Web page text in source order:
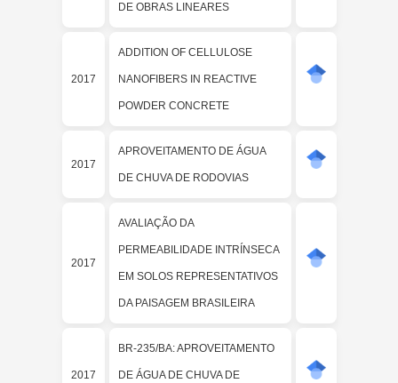
DE OBRAS LINEARES
2017
ADDITION OF CELLULOSE
NANOFIBERS IN REACTIVE
POWDER CONCRETE
2017
APROVEITAMENTO DE ÁGUA
DE CHUVA DE RODOVIAS
2017
AVALIAÇÃO DA
PERMEABILIDADE INTRÍNSECA
EM SOLOS REPRESENTATIVOS
DA PAISAGEM BRASILEIRA
2017
BR-235/BA: APROVEITAMENTO
DE ÁGUA DE CHUVA DE